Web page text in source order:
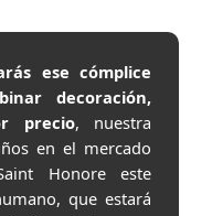
ese cómplice
decoración,
precio, nuestra
en el mercado
Honore este
que estará